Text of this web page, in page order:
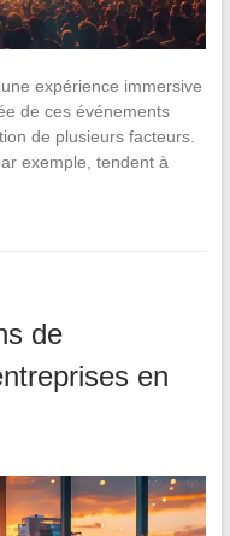
expérience immersive
de ces événements
de plusieurs facteurs.
exemple, tendent à
de
en